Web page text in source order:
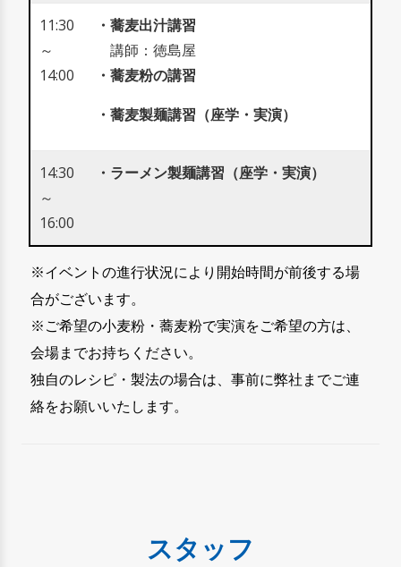
11:30
～
14:00
・蕎麦出汁講習
講師：徳島屋
・蕎麦粉の講習
・蕎麦製麺講習（座学・実演）
14:30
～
16:00
・ラーメン製麺講習（座学・実演）
※イベントの進行状況により開始時間が前後する場
合がございます。
※ご希望の小麦粉・蕎麦粉で実演をご希望の方は、
会場までお持ちください。
独自のレシピ・製法の場合は、事前に弊社までご連
絡をお願いいたします。
スタッフ